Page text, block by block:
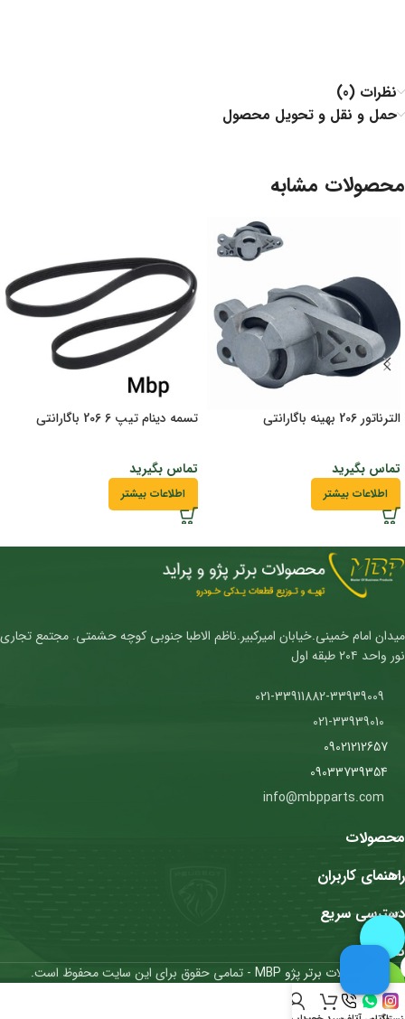
نظرات (0)
حمل و نقل و تحویل محصول
محصولات مشابه
الترناتور 206 بهینه باگارانتی
تماس بگیرید
اطلاعات بیشتر
تسمه دینام تیپ 6 206 باگارانتی
تماس بگیرید
اطلاعات بیشتر
میدان امام خمینی.خیابان امیرکبیر.ناظم الاطبا جنوبی کوچه حشمتی. مجتمع تجاری
نور واحد ۲۰۴ طبقه اول
09021212657
09033739354
محصولات
راهنمای کاربران
دسترسی سریع
نمادها
محصولات برتر پژو MBP - تمامی حقوق برای این سایت محفوظ است.